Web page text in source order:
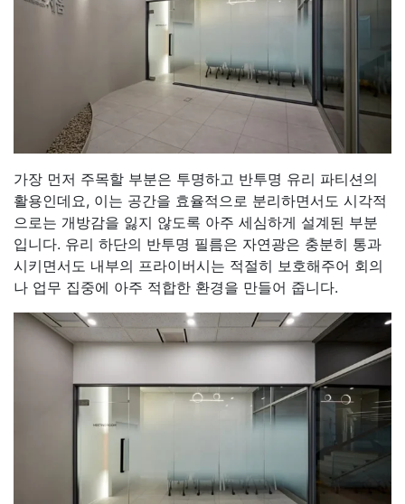
가장 먼저 주목할 부분은 투명하고 반투명 유리 파티션의
활용인데요, 이는 공간을 효율적으로 분리하면서도 시각적
으로는 개방감을 잃지 않도록 아주 세심하게 설계된 부분
입니다. 유리 하단의 반투명 필름은 자연광은 충분히 통과
시키면서도 내부의 프라이버시는 적절히 보호해주어 회의
나 업무 집중에 아주 적합한 환경을 만들어 줍니다.